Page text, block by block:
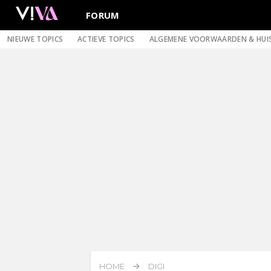
FORUM
NIEUWE TOPICS ACTIEVE TOPICS ALGEMENE VOORWAARDEN &
HOME DIGI